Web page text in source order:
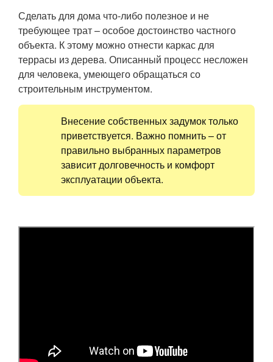
Сделать для дома что-либо полезное и не
требующее трат – особое достоинство частного
объекта. К этому можно отнести каркас для
террасы из дерева. Описанный процесс несложен
для человека, умеющего обращаться со
строительным инструментом.
Внесение собственных задумок только
приветствуется. Важно помнить – от
правильно выбранных параметров
зависит долговечность и комфорт
эксплуатации объекта.